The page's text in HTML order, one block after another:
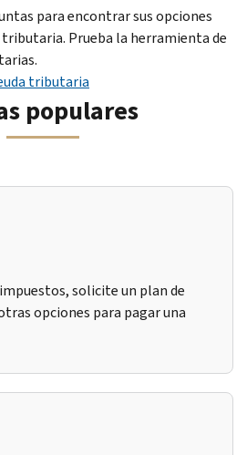
para encontrar sus opciones
tributaria. Prueba la herramienta de
tributaria
populares
solicite un plan de
opciones para pagar una